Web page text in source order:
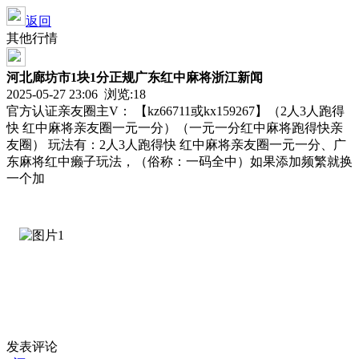
返回
其他行情
河北廊坊市1块1分正规广东红中麻将浙江新闻
2025-05-27 23:06 浏览:18
官方认证亲友圈主V： 【kz66711或kx159267】（2人3人跑得
快 红中麻将亲友圈一元一分）（一元一分红中麻将跑得快亲
友圈） 玩法有：2人3人跑得快 红中麻将亲友圈一元一分、广
东麻将红中癞子玩法，（俗称：一码全中）如果添加频繁就换
一个加
发表评论